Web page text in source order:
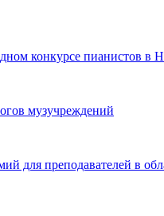
конкурсе пианистов
музучреждений
для преподавателей в